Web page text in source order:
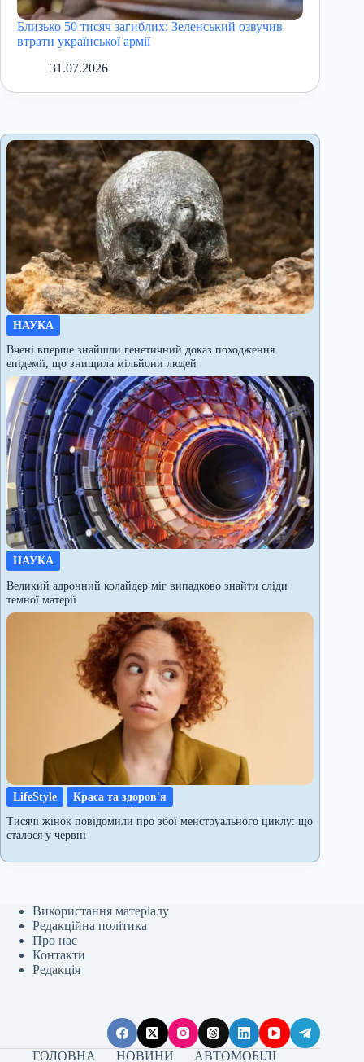
Близько 50 тисяч загиблих: Зеленський озвучив
втрати української армії
31.07.2026
НАУКА
Вчені вперше знайшли генетичний доказ походження
епідемії, що знищила мільйони людей
НАУКА
Великий адронний колайдер міг випадково знайти сліди
темної матерії
LifeStyle
Краса та здоров'я
Тисячі жінок повідомили про збої менструального циклу: що
сталося у червні
Використання матеріалу
Редакційна політика
Про нас
Контакти
Редакція
ГОЛОВНА НОВИНИ АВТОМОБІЛІ